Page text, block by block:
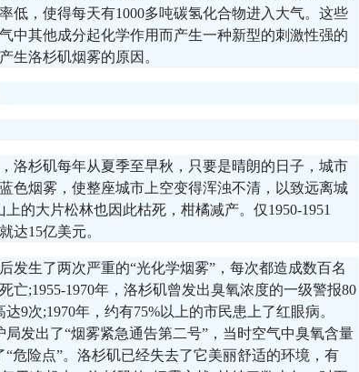
低，使得每天有1000多吨碳氢化合物进入大气。这些
中其他成分起化学作用而产生一种新型的刺激性强的
生洛杉矶烟雾的原因。
洛杉矶每年从夏季至早秋，只要是晴朗的日子，城市
色烟雾，使整座城市上空变得浑浊不清，以致远离城
的大片松林也因此枯死，柑橘减产。仅1950-1951
达15亿美元。
发生了两次严重的“光化学烟雾”，每次都造成数百名
亡;1955-1970年，洛杉矶曾发出臭氧浓度的一级警报80
9次;1970年，约有75%以上的市民患上了红眼病。
局发出了“烟雾紧急通告第二号”，当时空气中臭氧含量
“危险点”。洛杉矶已经失去了它美丽舒适的环境，有